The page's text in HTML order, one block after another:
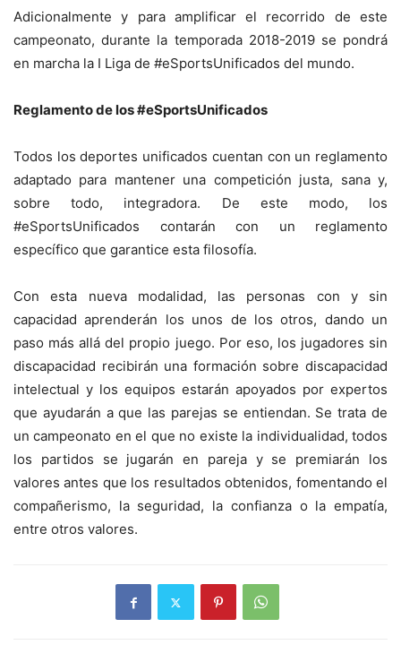
Adicionalmente y para amplificar el recorrido de este
campeonato, durante la temporada 2018-2019 se pondrá
en marcha la I Liga de #eSportsUnificados del mundo.
Reglamento de los #eSportsUnificados
Todos los deportes unificados cuentan con un reglamento
adaptado para mantener una competición justa, sana y,
sobre todo, integradora. De este modo, los
#eSportsUnificados contarán con un reglamento
específico que garantice esta filosofía.
Con esta nueva modalidad, las personas con y sin
capacidad aprenderán los unos de los otros, dando un
paso más allá del propio juego. Por eso, los jugadores sin
discapacidad recibirán una formación sobre discapacidad
intelectual y los equipos estarán apoyados por expertos
que ayudarán a que las parejas se entiendan. Se trata de
un campeonato en el que no existe la individualidad, todos
los partidos se jugarán en pareja y se premiarán los
valores antes que los resultados obtenidos, fomentando el
compañerismo, la seguridad, la confianza o la empatía,
entre otros valores.